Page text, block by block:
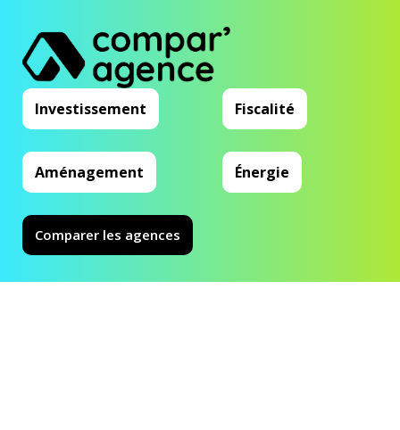
Investissement Fiscalité
Aménagement Énergie
Comparer les agences